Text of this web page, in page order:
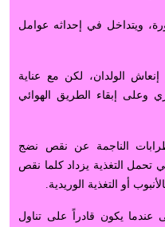
ويتداخل في إحداثه عوامل
الولدان، لكن مع عناية
وعلى إبقاء الطريق الهوائي
الناجمة عن نقص نضج
تحمل التغذية يزداد كلما نقص
أو التغذية الوريدية.
يكون قادراً على تناول